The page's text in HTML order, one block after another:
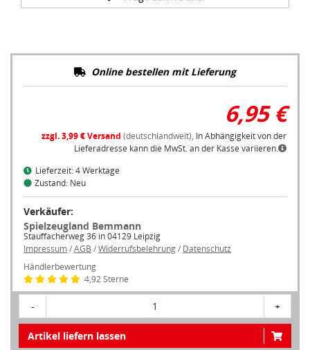
Online bestellen mit Lieferung
6,95 €
zzgl. 3,99 € Versand (deutschlandweit), In Abhängigkeit von der
Lieferadresse kann die MwSt. an der Kasse variieren.
Lieferzeit: 4 Werktage
Zustand: Neu
Verkäufer:
Spielzeugland Bemmann
Stauffacherweg 36 in 04129 Leipzig
Impressum / AGB /Widerrufsbelehrung / Datenschutz
Händlerbewertung
4,92 Sterne
1 +
Artikel liefern lassen